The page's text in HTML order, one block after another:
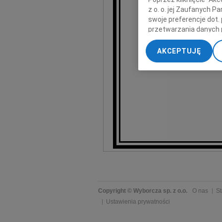
Msza święta
na
w dniu 07
Copyright © Wyborcza sp. z o.o. O nas
Ustawienia prywatności
z o. o. jej Zaufanych
swoje preferencje dot.
przetwarzania danych
„Ustawienia
My, nasi Zaufani
dokładnych danych
Przechowywanie
treści, badnie
AKCEPTUJĘ